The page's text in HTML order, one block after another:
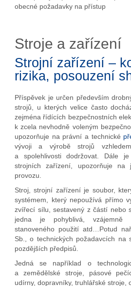
obecné požadavky na přístup
Stroje a zařízení
Strojní zařízení –
rizika, posouzení
Příspěvek je určen především
strojů, u kterých velice často
zejména řídících bezpečnostních
k zcela nevhodně voleným
upozorňuje na právní a technické
vývoji a výrobě strojů
a spolehlivosti dodržovat. Dále
strojních zařízení, upozorňuje na
provozu.
Stroj, strojní zařízení je soubor,
systémem, který nepoužívá přímo
zvířecí sílu, sestavený z částí nebo
jedna je pohyblivá, vzájemně
stanoveného použití atd…Potud
Sb., o technických požadavcích
pozdějších předpisů.
Jedná se například o
a zemědělské stroje, pásové
udírny, dopravníky, truhlářské stroje,